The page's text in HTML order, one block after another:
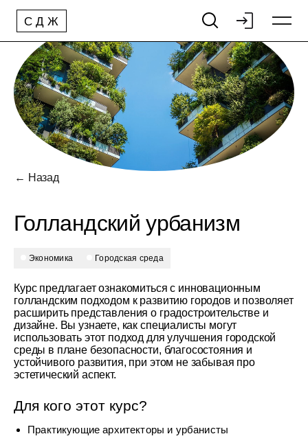
С Д Ж
← Назад
Голландский урбанизм
экономика Городская среда
Курс предлагает ознакомиться с инновационным
голландским подходом к развитию городов и позволяет
расширить представления о градостроительстве и
дизайне. Вы узнаете, как специалисты могут
использовать этот подход для улучшения городской
среды в плане безопасности, благосостояния и
устойчивого развития, при этом не забывая про
эстетический аспект.
Для кого этот курс?
Практикующие архитекторы и урбанисты